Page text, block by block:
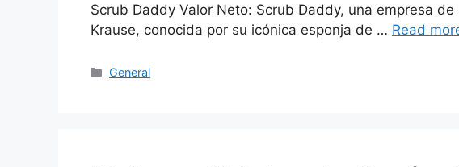
Scrub Daddy Valor Neto: Scrub Daddy, una empresa
Krause, conocida por su icónica esponja de … Read
Categories
General